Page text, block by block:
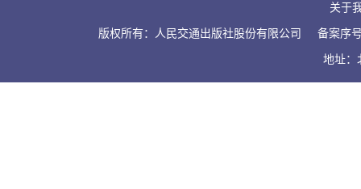
关于
版权所有：人民交通出版社股份有限公司
备案序
地址：